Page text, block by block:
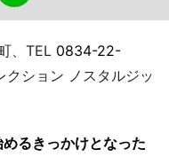
、TEL 0834-22-
クション ノスタルジッ
るきっかけとなった